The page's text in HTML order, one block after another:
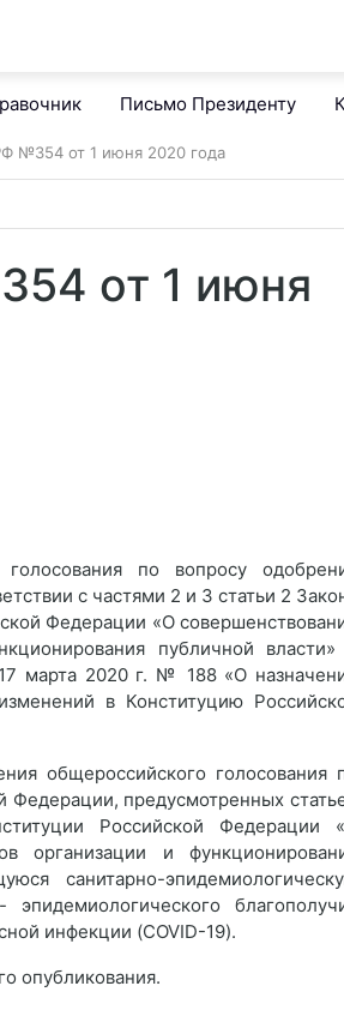
Письмо Президенту
№354 от 1 июня 2020 года
от 1 июня
по вопросу
с частями 2 и 3 статьи 2
Федерации «О
публичной
марта 2020 г. № 188 «О
в Конституцию
общероссийского голосования
Федерации, предусмотренных
Российской Федерации
организации и
санитарно-
инфекции (COVID-19).
опубликования.